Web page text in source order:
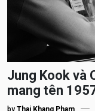
Jung Kook và
mang tên
byThai Khang Pham